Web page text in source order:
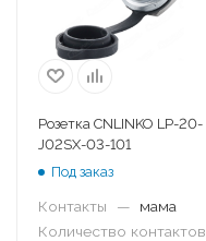
Розетка CNLINKO LP-20-
J02SX-03-101
Под заказ
Контакты —
мама
Количество контактов